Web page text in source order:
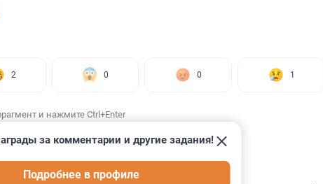
2 0 0 1
и нажмите Ctrl+Enter
за комментарии и другие задания!
Подробнее в профиле